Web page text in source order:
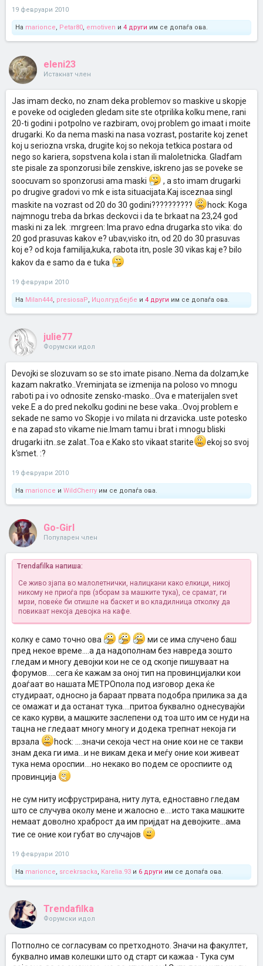
19 февруари 2010
На marionce, Petar80, emotiven и 4 други им се допаѓа ова.
eleni23
Истакнат член
Jas imam decko, no znam deka problemov so maskive u skopje
e poveke od ocigleden gledam site ste otprilika kolku mene, rani
20-ti godini i potpolno ve razbiram, ovoj problem go imaat i moite
drugarki. Ko da nema maski na nasa vozrast, postarite koj zenet
koj u seriozna vrska, drugite koj so nekoja tetkica postara od
nego so kariera, sopstvena kola i stan ili maloletnicka. Gladfam
ste pisale za sponzorusi bile zenskive, iskreno jas se poveke se
soocuvam so sponzorusi ama maski
, a sto imam drugarki
po drugive gradovi vo mk e ista situacijata.Kaj isceznaa singl
maskite na vozrast od 20 do 30 godini??????????
hock: Koga
najmnogu treba da brkas deckovci i da te brkaat na 23,24 god
maski ni za lek. :mrgreen: Ima pravo edna drugarka sto vika: do
20 god prasuvas kakov e? ubav,visko itn, od 20 do 30 prasuvas
koj e? od koja familija,kuka, rabota itn, posle 30 vikas kaj e? bilo
kakov da e samo da e tuka
19 февруари 2010
На Milan444, presiosaP, Ицолгудбејбе и 4 други им се допаѓа ова.
julie77
Форумски идол
Devojki se slozuvam so se sto imate pisano..Nema da dolzam,ke
kazam nakratko..Vreminjata se izmenija na poloso vo mnogu
raboti pa i vo odnosite zensko-masko...Ova e materijalen svet
veke.E a do pred nekolku godini ne bese vaka...Ovoj problem e
sekade ne samo vo Skopje i vo milata ni drzavicka..uste potesko
e na zapad sto vikame nie.Imam tamu i brat i mnogu bliski
drugarki itn..se zalat..Toa e.Kako sto vikaat starite
ekoj so svoj
k'smet. :?
19 февруари 2010
На marionce и WildCherry им се допаѓа ова.
Go-Girl
Популарен член
Trendafilka напиша:
Се живо зјапа во малолетнички, налицкани како елкици, никој
никому не приоѓа прв (зборам за машките тука), се срамат, ги
мрзи, повеќе би отишле на баскет и во кладилница отколку да
повикаат некоја девојка на кафе.
колку е само точно ова
ми се има случено баш
пред некое време....а да надополнам без навреда зошто
гледам и многу девојки кои не се од скопје пишуваат на
форумов.....сега ќе кажам за оној тип на провинцијалки кои
доаѓаат во нашата МЕТРОпола под изговор дека ќе
студираат, односно ја бараат првата подобра прилика за да
се омажат и да останат тука....притоа буквално однесувајќи
се како курви, а машките заслепени од тоа што им се нуди на
тацна не гледаат многу многу и додека трепнат некоја ги
врзала
hock: ....значи секоја чест на оние кои не се такви
знам дека ги има...и не викам дека и меѓу оние кои живеат
тука нема ороспии....но некако во подем се ороспиите од
провинција
не сум ниту исфрустрирана, ниту лута, едноставно гледам
што се случува околу мене и жалосно е....исто така машките
немаат доволно храброст да им пријдат на девојките...ама
тие се оние кои губат во случајов
19 февруари 2010
На marionce, srcekrsacka, Karelia.93 и 6 други им се допаѓа ова.
Trendafilka
Форумски идол
Потполно се согласувам со претходното. Значи на факултет,
буквално имав колешки што од старт си кажаа - Тука сум